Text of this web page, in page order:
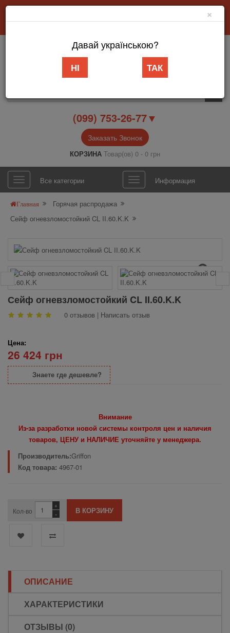
×
Давай українською?
НІ ТАК
(099) 753-26-77▼
Заказать Звонок
КОРЗИНА Товар(ов) 0 - 0 грн
Все категории Информация
Главная
Горячая распродажа
Сейф огневзломостойкий CL II.60.K.K
Сейф огневзломостойкий CL II.60.K.K
0 отзывов | Написать отзыв
Цена:
26 424 грн
Знаете где дешевле?
Внимание
Из-за разработки новой системы контроля цен и наличия
товаров, ЦЕНУ и НАЛИЧИЕ уточняйте у менеджера.
Производитель:Griffon
Код товара: 4967-01
Кол-во -
+
ОПИСАНИЕ
ХАРАКТЕРИСТИКИ
ОТЗЫВЫ (0)